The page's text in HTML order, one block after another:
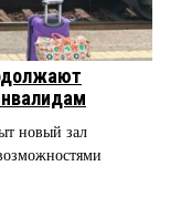
новый зал